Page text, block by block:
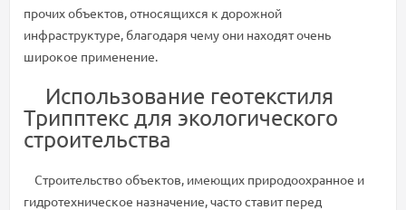
прочих объектов, относящихся к дорожной
инфраструктуре, благодаря чему они находят очень
широкое применение.
Использование геотекстиля
Трипптекс для экологического
строительства
Строительство объектов, имеющих природоохранное и
гидротехническое назначение, часто ставит перед